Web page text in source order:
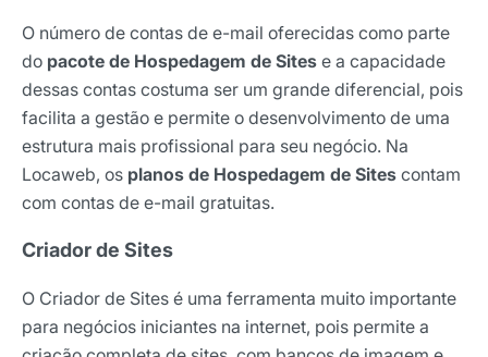
O número de contas de e-mail oferecidas como parte
do pacote de Hospedagem de Sites e a capacidade
dessas contas costuma ser um grande diferencial, pois
facilita a gestão e permite o desenvolvimento de uma
estrutura mais profissional para seu negócio. Na
Locaweb, os planos de Hospedagem de Sites contam
com contas de e-mail gratuitas.
Criador de Sites
O Criador de Sites é uma ferramenta muito importante
para negócios iniciantes na internet, pois permite a